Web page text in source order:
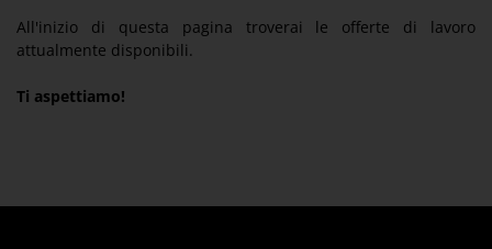
All'inizio di questa pagina troverai le offerte di lavoro
attualmente disponibili.
Ti aspettiamo!